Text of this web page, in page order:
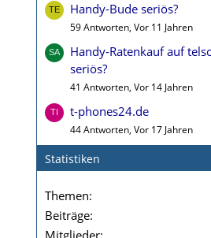
Handy-Bude seriös?
59 Antworten, Vor 11 Jahren
Handy-Ratenkauf auf
seriös?
41 Antworten, Vor 14 Jahren
t-phones24.de
44 Antworten, Vor 17 Jahren
Statistiken
Themen
Beiträge
Mitglieder